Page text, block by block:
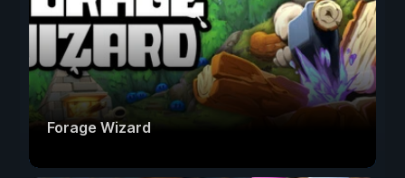
Forage Wizard